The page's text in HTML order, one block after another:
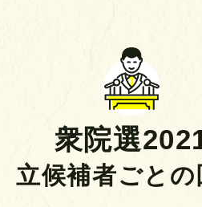
衆院選
立候補者ごとの